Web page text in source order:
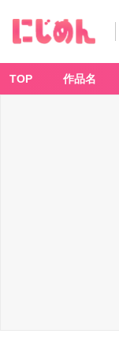
TOP 作品名